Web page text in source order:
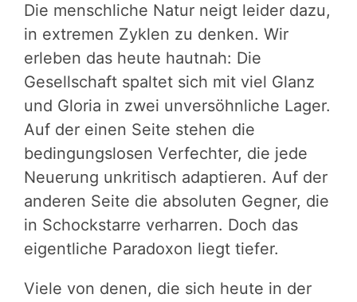
Die menschliche Natur neigt leider dazu,
in extremen Zyklen zu denken. Wir
erleben das heute hautnah: Die
Gesellschaft spaltet sich mit viel Glanz
und Gloria in zwei unversöhnliche Lager.
Auf der einen Seite stehen die
bedingungslosen Verfechter, die jede
Neuerung unkritisch adaptieren. Auf der
anderen Seite die absoluten Gegner, die
in Schockstarre verharren. Doch das
eigentliche Paradoxon liegt tiefer.
Viele von denen, die sich heute in der